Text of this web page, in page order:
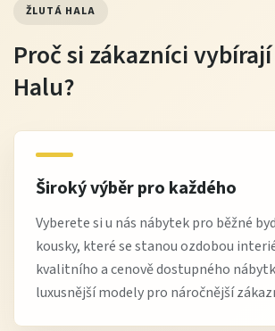
ŽLUTÁ HALA
Proč si zákazníci
Halu?
Široký výběr pro každého
Vyberete si u nás nábytek pro běžné
kousky, které se stanou ozdobou
kvalitního a cenově dostupného
luxusnější modely pro náročnější